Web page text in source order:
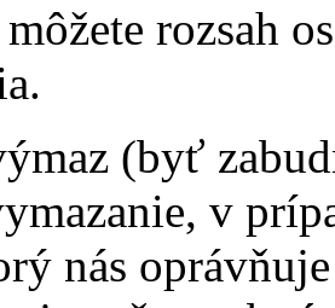
rozsah
(byť
v
nás